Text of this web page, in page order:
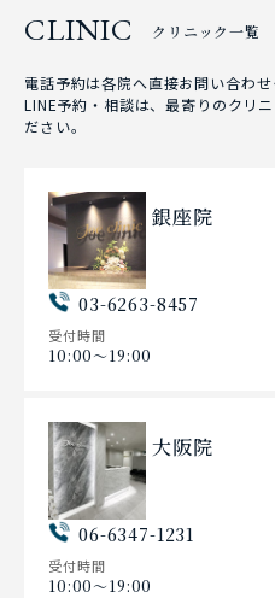
CLINIC クリニック一覧
電話予約は各院へ直接お問い合わせ
LINE予約・相談は、最寄りのクリ
ださい。
銀座院
03-6263-8457
受付時間
10:00〜19:00
大阪院
06-6347-1231
受付時間
10:00〜19:00